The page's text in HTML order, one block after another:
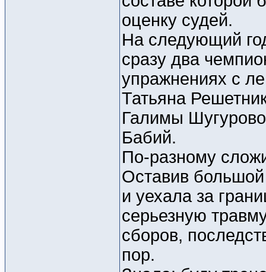
оценку судей.
На следующий
сразу два
упражнениях с
Татьяна
Галимы
Бабий.
По-разному
Оставив
и уехала за
серьезную
сборов,
пор.